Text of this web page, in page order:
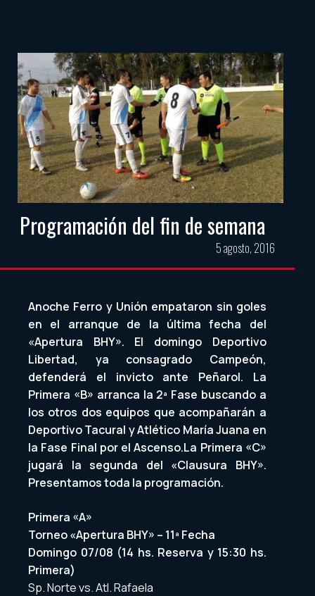
Programación del fin de semana
5 agosto, 2016
Anoche Ferro y Unión empataron sin goles
en el arranque de la última fecha del
«Apertura BHY». El domingo Deportivo
Libertad, ya consagrado Campeón,
defenderá el invicto ante Peñarol. La
Primera «B» arranca la 2ª Fase buscando a
los otros dos equipos que acompañarán a
Deportivo Tacural y Atlético María Juana en
la Fase Final por el Ascenso.La Primera «C»
jugará la segunda del «Clausura BHY».
Presentamos toda la programación.
Primera «A»
Torneo «Apertura BHY» – 11ª Fecha
Domingo 07/08 (14 hs. Reserva y 15:30 hs.
Primera)
Sp. Norte vs. Atl. Rafaela